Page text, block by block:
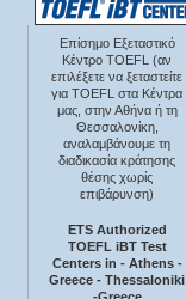
Επίσημο Εξεταστικό
Κέντρο TOEFL (αν
επιλέξετε να ξεταστείτε
για TOEFL στα Κέντρα
μας, στην Αθήνα ή τη
Θεσσαλονίκη,
αναλαμβάνουμε τη
διαδικασία κράτησης
θέσης χωρίς
επιβάρυνση)
ETS Authorized
TOEFL iBT Test
Centers in - Athens -
Greece - Thessaloniki